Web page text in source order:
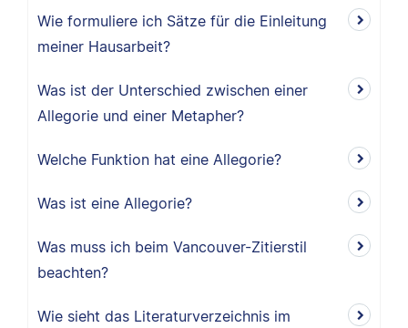
Wie formuliere ich Sätze für die Einleitung
meiner Hausarbeit?
Was ist der Unterschied zwischen einer
Allegorie und einer Metapher?
Welche Funktion hat eine Allegorie?
Was ist eine Allegorie?
Was muss ich beim Vancouver-Zitierstil
beachten?
Wie sieht das Literaturverzeichnis im